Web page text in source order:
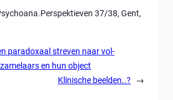
37/38, Gent,
paradoxaal streven naar vol-
en hun object
Klinische beelden..?
→